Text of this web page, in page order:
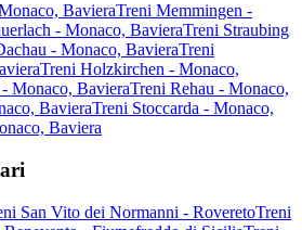
BavieraTreni Memmingen -
- Monaco, BavieraTreni Straubing
- Monaco, BavieraTreni
Treni Holzkirchen - Monaco,
Monaco, BavieraTreni Rehau - Monaco,
BavieraTreni Stoccarda - Monaco,
Baviera
San Vito dei Normanni - RoveretoTreni